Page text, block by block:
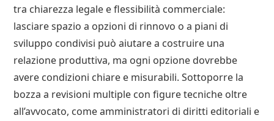
tra chiarezza legale e flessibilità commerciale:
lasciare spazio a opzioni di rinnovo o a piani di
sviluppo condivisi può aiutare a costruire una
relazione produttiva, ma ogni opzione dovrebbe
avere condizioni chiare e misurabili. Sottoporre la
bozza a revisioni multiple con figure tecniche oltre
all’avvocato, come amministratori di diritti editoriali e